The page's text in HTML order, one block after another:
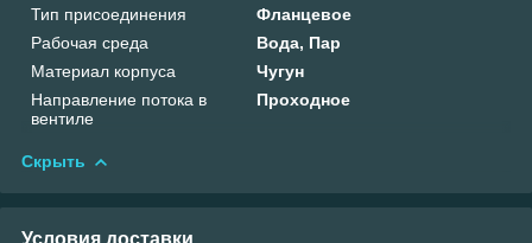
Тип присоединения
Фланцевое
Рабочая среда
Вода, Пар
Материал корпуса
Чугун
Направление потока в
вентиле
Проходное
Скрыть
Условия доставки